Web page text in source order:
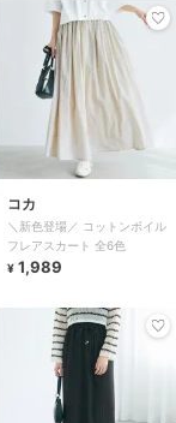
コカ
＼新色登場／ コットンボイル
フレアスカート 全6色
¥ 1,989